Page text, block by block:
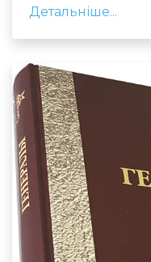
Детальніше...